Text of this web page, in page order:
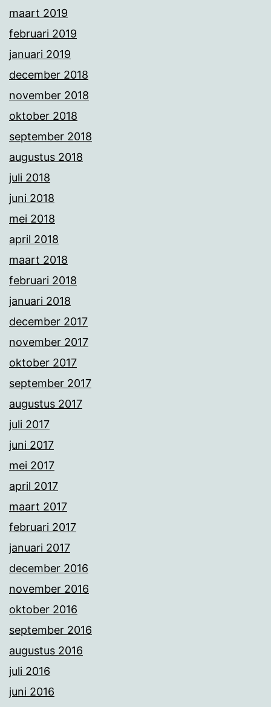
maart 2019
februari 2019
januari 2019
december 2018
november 2018
oktober 2018
september 2018
augustus 2018
juli 2018
juni 2018
mei 2018
april 2018
maart 2018
februari 2018
januari 2018
december 2017
november 2017
oktober 2017
september 2017
augustus 2017
juli 2017
juni 2017
mei 2017
april 2017
maart 2017
februari 2017
januari 2017
december 2016
november 2016
oktober 2016
september 2016
augustus 2016
juli 2016
juni 2016